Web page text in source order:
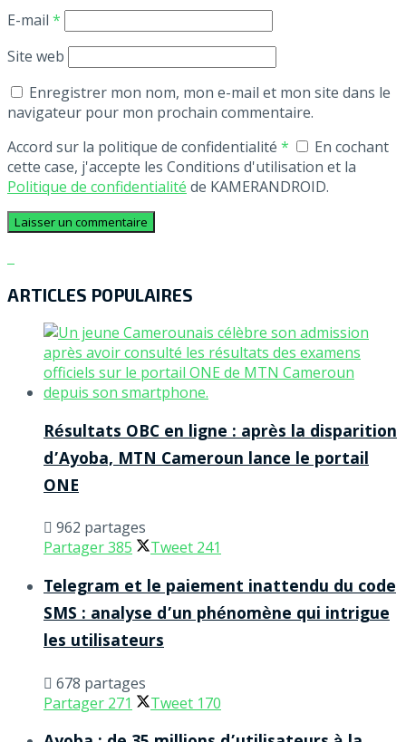
E-mail *
Site web
Enregistrer mon nom, mon e-mail et mon site dans le
navigateur pour mon prochain commentaire.
Accord sur la politique de confidentialité *
En cochant
cette case, j'accepte les Conditions d'utilisation et la
Politique de confidentialité de KAMERANDROID.
ARTICLES POPULAIRES
Résultats OBC en ligne : après la disparition
d’Ayoba, MTN Cameroun lance le portail
ONE
962 partages
Partager385 Tweet 241
Telegram et le paiement inattendu du code
SMS : analyse d’un phénomène qui intrigue
les utilisateurs
678 partages
Partager 271 Tweet 170